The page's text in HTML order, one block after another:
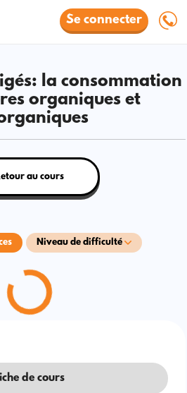
Se connecter
la consommation
organiques et
Niveau de difficulté
au cours
de cours